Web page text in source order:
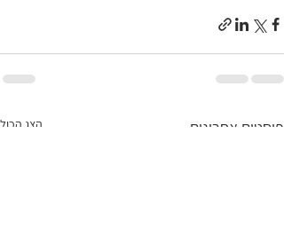
פוסטים אחרונים הצג הכול